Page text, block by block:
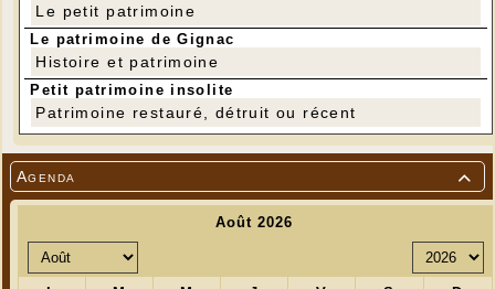

Agenda
Le petit patrimoine
Le patrimoine de Gignac
Histoire et patrimoine
Petit patrimoine insolite
Patrimoine restauré, détruit ou récent